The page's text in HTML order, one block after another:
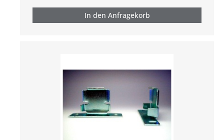
In den Anfragekorb